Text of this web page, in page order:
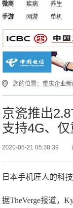
微商
疾病
养生
手游
网游 单机
您的位置：重庆企业
京瓷推出
支持4G、
2020-05-21 05:38:39
日本手机匠人的科
据TheVerge报道，